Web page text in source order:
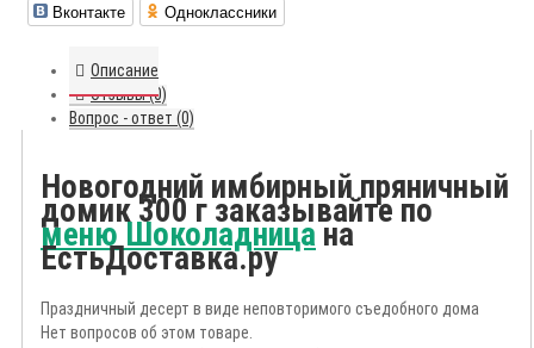
Вконтакте Одноклассники
Описание
Отзывы (0)
Вопрос - ответ (0)
Новогодний имбирный пряничный
домик 300 г заказывайте по
меню Шоколадницана
ЕстьДоставка.ру
Праздничный десерт в виде неповторимого съедобного дома
Нет вопросов об этом товаре.